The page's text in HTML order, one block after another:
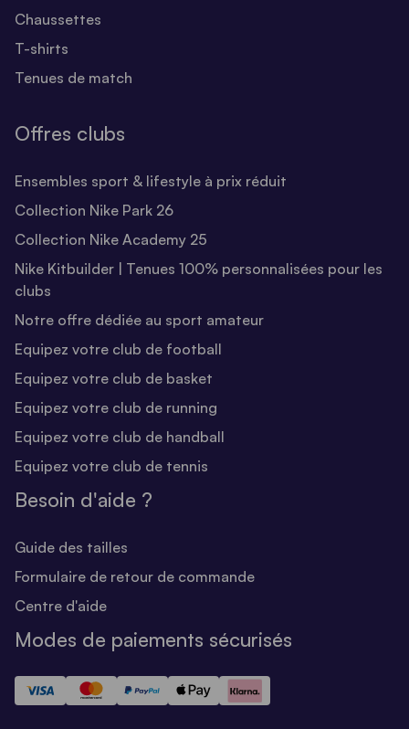
Chaussettes
T-shirts
Tenues de match
Offres clubs
Ensembles sport & lifestyle à prix réduit
Collection Nike Park 26
Collection Nike Academy 25
Nike Kitbuilder | Tenues 100% personnalisées pour les
clubs
Notre offre dédiée au sport amateur
Equipez votre club de football
Equipez votre club de basket
Equipez votre club de running
Equipez votre club de handball
Equipez votre club de tennis
Besoin d'aide ?
Guide des tailles
Formulaire de retour de commande
Centre d'aide
Modes de paiements sécurisés